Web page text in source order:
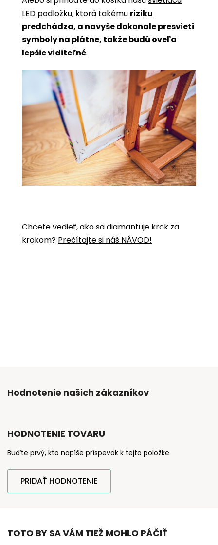
LED podložku, ktorá takému riziku
predchádza, a navyše dokonale presvieti
symboly na plátne, takže budú oveľa
lepšie viditeľné.
Chcete vedieť, ako sa diamantuje krok za
krokom? Prečítajte si náš NÁVOD!
Hodnotenie našich zákazníkov
HODNOTENIE TOVARU
Buďte prvý, kto napíše príspevok k tejto položke.
PRIDAŤ HODNOTENIE
TOTO BY SA VÁM TIEŽ MOHLO PÁČIŤ